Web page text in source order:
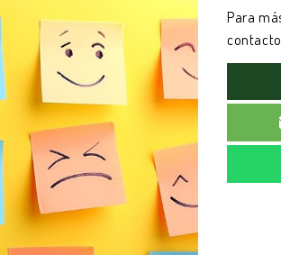
Para